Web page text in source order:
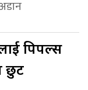
पिपल्स
छुट